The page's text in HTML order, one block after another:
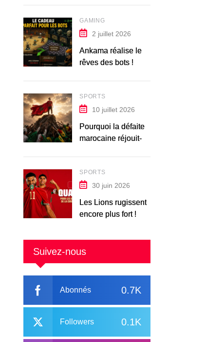
GAMING
2 juillet 2026
Ankama réalise le
rêves des bots !
SPORTS
10 juillet 2026
Pourquoi la défaite
marocaine réjouit-
SPORTS
30 juin 2026
Les Lions rugissent
encore plus fort !
Suivez-nous
0.7K
Abonnés
0.1K
Followers